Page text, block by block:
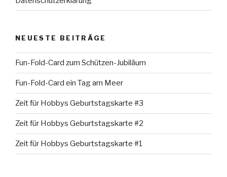
NEUESTE BEITRÄGE
Fun-Fold-Card zum Schützen-Jubiläum
Fun-Fold-Card ein Tag am Meer
Zeit für Hobbys Geburtstagskarte #3
Zeit für Hobbys Geburtstagskarte #2
Zeit für Hobbys Geburtstagskarte #1